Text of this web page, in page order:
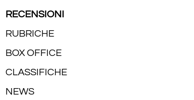
RECENSIONI
RUBRICHE
BOX OFFICE
CLASSIFICHE
NEWS